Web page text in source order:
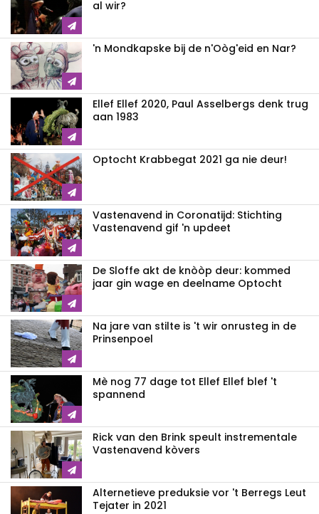
al wir?
'n Mondkapske bij de n'Oòg'eid en Nar?
Ellef Ellef 2020, Paul Asselbergs denk trug
aan 1983
Optocht Krabbegat 2021 ga nie deur!
Vastenavend in Coronatijd: Stichting
Vastenavend gif 'n updeet
De Sloffe akt de knòòp deur: kommed
jaar gin wage en deelname Optocht
Na jare van stilte is 't wir onrusteg in de
Prinsenpoel
Mè nog 77 dage tot Ellef Ellef blef 't
spannend
Rick van den Brink speult instrementale
Vastenavend kòvers
Alternetieve preduksie vor 't Berregs Leut
Tejater in 2021